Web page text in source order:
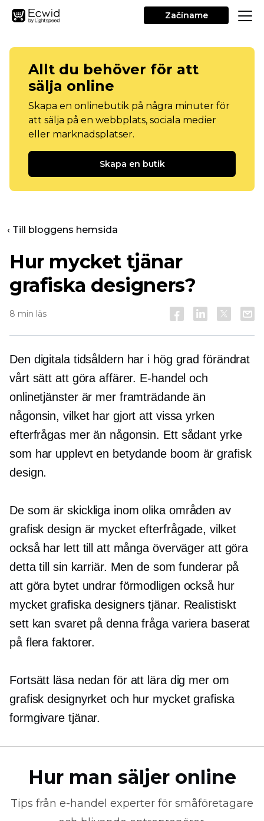
Začíname
Allt du behöver för att
sälja online
Skapa en onlinebutik på några minuter för
att sälja på en webbplats, sociala medier
eller marknadsplatser.
Skapa en butik
‹ Till bloggens hemsida
Hur mycket tjänar
grafiska designers?
8 min läs
Den digitala tidsåldern har i hög grad förändrat
vårt sätt att göra affärer. E-handel och
onlinetjänster är mer framträdande än
någonsin, vilket har gjort att vissa yrken
efterfrågas mer än någonsin. Ett sådant yrke
som har upplevt en betydande boom är grafisk
design.
De som är skickliga inom olika områden av
grafisk design är mycket efterfrågade, vilket
också har lett till att många överväger att göra
detta till sin karriär. Men de som funderar på
att göra bytet undrar förmodligen också hur
mycket grafiska designers tjänar. Realistiskt
sett kan svaret på denna fråga variera baserat
på flera faktorer.
Fortsätt läsa nedan för att lära dig mer om
grafisk designyrket och hur mycket grafiska
formgivare tjänar.
Hur man säljer online
Tips från e-handel experter för småföretagare